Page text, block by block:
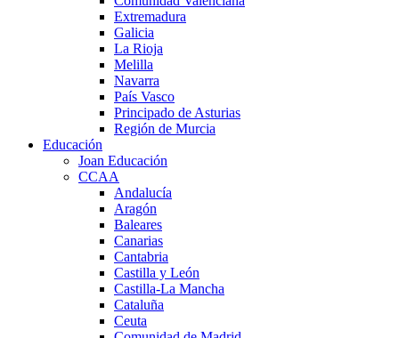
Extremadura
Galicia
La Rioja
Melilla
Navarra
País Vasco
Principado de Asturias
Región de Murcia
Educación
Joan Educación
CCAA
Andalucía
Aragón
Baleares
Canarias
Cantabria
Castilla y León
Castilla-La Mancha
Cataluña
Ceuta